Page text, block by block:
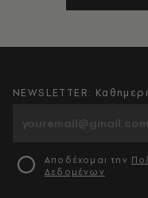
NEWSLETTER:
Αποδέχομαι την
Δεδομένων